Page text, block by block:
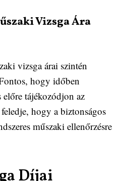
Vizsga Ára
vizsga árai szintén
hogy időben
előre tájékozódjon az
hogy a biztonságos
műszaki ellenőrzésre
Díjai